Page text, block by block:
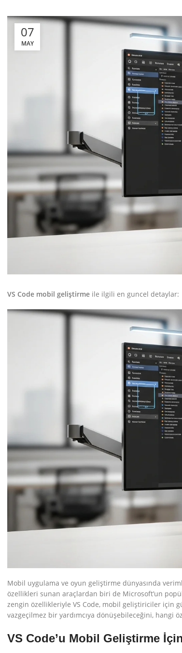
07
MAY
VS Code mobil geliştirme ile ilgili en guncel detaylar:
Mobil uygulama ve oyun geliştirme dünyasında
özellikleri sunan araçlardan biri de Microsoft’un
zengin özellikleriyle VS Code, mobil geliştiriciler için
vazgeçilmez bir yardımcıya dönüşebileceğini, hangi
VS Code’u Mobil Geliştirme